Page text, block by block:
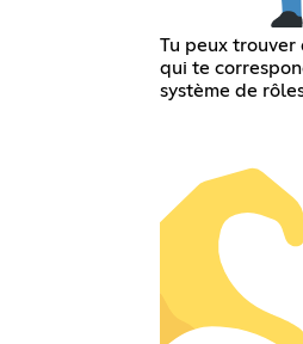
Tu peux trouver
qui te
système de